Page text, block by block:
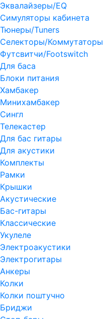
Эквалайзеры/EQ
Симуляторы кабинета
Тюнеры/Tuners
Селекторы/Коммутаторы
Футсвитчи/Footswitch
Для баса
Блоки питания
Хамбакер
Минихамбакер
Сингл
Телекастер
Для бас гитары
Для акустики
Комплекты
Рамки
Крышки
Акустические
Бас-гитары
Классические
Укулеле
Электроакустики
Электрогитары
Анкеры
Колки
Колки поштучно
Бриджи